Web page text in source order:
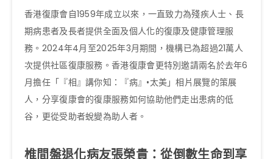
香港復康會自1959年成立以來，一直致力為殘疾人士、長
期病患者及長者提供全面及個人化的復康及健康管理服
務。2024年4月至2025年3月期間，機構已為超過21萬人
次提供社區復康服務。香港復康會更特別邀請兩名於去年6
月擔任「『相』講你知：『病』•太美」相片展覽的策展
人，分享復康會的復康服務如何協助他們走出患病的低
谷，更從受助者蛻變為助人者。
椎間盤退化病友張榮貴：從倒數生命到享